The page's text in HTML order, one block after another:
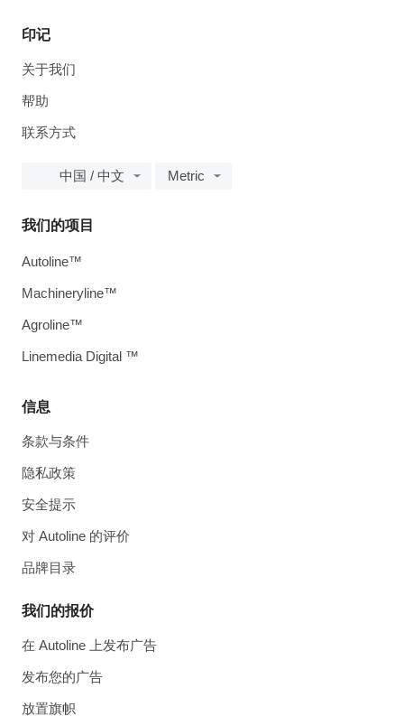
印记
关于我们
帮助
联系方式
中国 / 中文 Metric
信息
条款与条件
隐私政策
安全提示
对 Autoline 的评价
品牌目录
我们的报价
在 Autoline 上发布广告
发布您的广告
放置旗帜
我们的项目
Autoline™
Machineryline™
Agroline™
Linemedia Digital ™